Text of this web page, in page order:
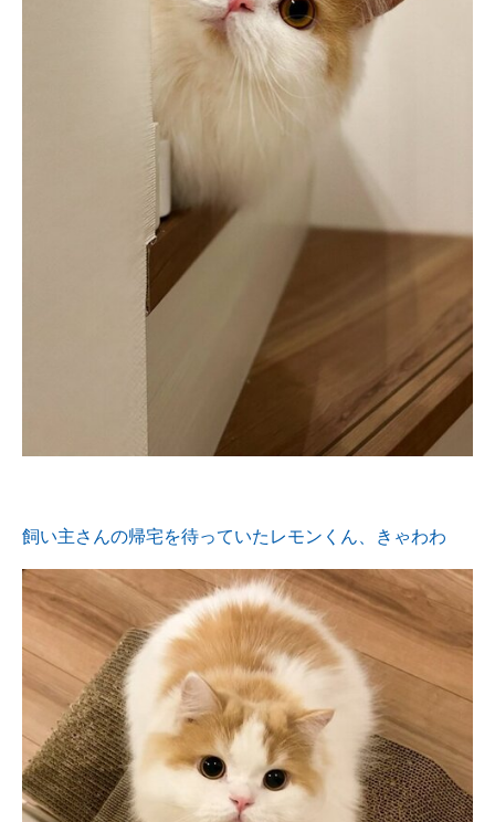
飼い主さんの帰宅を待っていたレモンくん、きゃわわ